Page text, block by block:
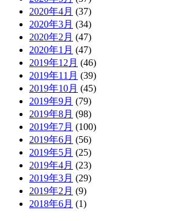
2020年4月 (37)
2020年3月 (34)
2020年2月 (47)
2020年1月 (47)
2019年12月 (46)
2019年11月 (39)
2019年10月 (45)
2019年9月 (79)
2019年8月 (98)
2019年7月 (100)
2019年6月 (56)
2019年5月 (25)
2019年4月 (23)
2019年3月 (29)
2019年2月 (9)
2018年6月 (1)